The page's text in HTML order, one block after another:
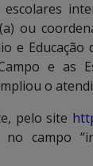
ou
e
e as
o
pelo site
campo